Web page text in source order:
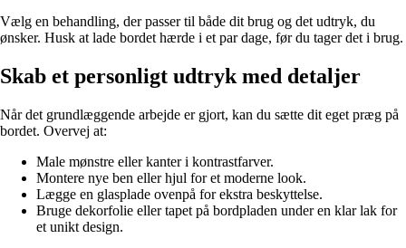
Vælg en behandling, der passer til både dit brug og det udtryk, du
ønsker. Husk at lade bordet hærde i et par dage, før du tager det i brug.
Skab et personligt udtryk med detaljer
Når det grundlæggende arbejde er gjort, kan du sætte dit eget præg på
bordet. Overvej at:
Male mønstre eller kanter i kontrastfarver.
Montere nye ben eller hjul for et moderne look.
Lægge en glasplade ovenpå for ekstra beskyttelse.
Bruge dekorfolie eller tapet på bordpladen under en klar lak for
et unikt design.